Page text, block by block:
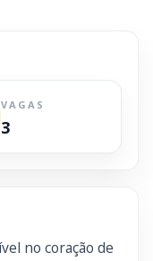
VAGAS
3
no coração de